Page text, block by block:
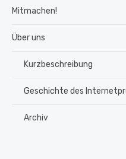
Mitmachen!
Über uns
Kurzbeschreibung
Geschichte des
Archiv